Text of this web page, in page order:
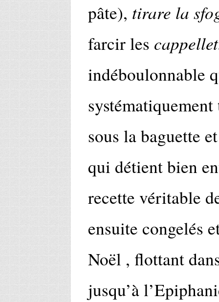
pâte), tirare la
farcir les
indéboulonnable
sous la baguette
qui détient bien
recette véritable
ensuite congelés
Noël , flottant
jusqu’à